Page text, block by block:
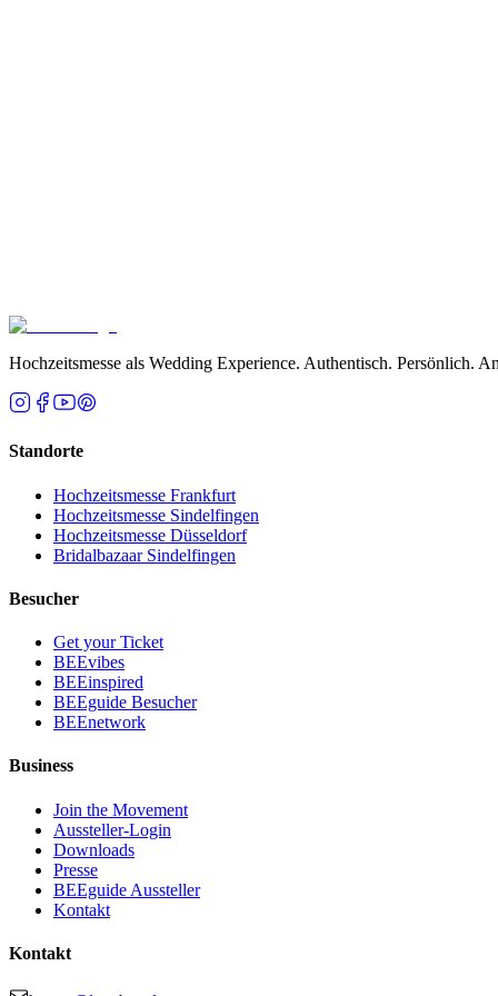
Tickets kaufen
Hochzeitsmesse als Wedding Experience. Authentisch. Persönlich.
Standorte
Hochzeitsmesse Frankfurt
Hochzeitsmesse Sindelfingen
Hochzeitsmesse Düsseldorf
Bridalbazaar Sindelfingen
Besucher
Get your Ticket
BEEvibes
BEEinspired
BEEguide Besucher
BEEnetwork
Business
Join the Movement
Aussteller-Login
Downloads
Presse
BEEguide Aussteller
Kontakt
Kontakt